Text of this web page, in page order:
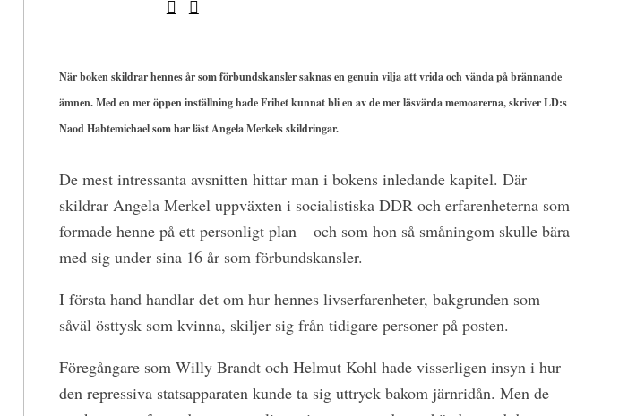
När boken skildrar hennes år som förbundskansler saknas en genuin vilja att vrida och vända på brännande
ämnen. Med en mer öppen inställning hade Frihet kunnat bli en av de mer läsvärda memoarerna, skriver LD:s
Naod Habtemichael som har läst Angela Merkels skildringar.
De mest intressanta avsnitten hittar man i bokens inledande kapitel. Där
skildrar Angela Merkel uppväxten i socialistiska DDR och erfarenheterna som
formade henne på ett personligt plan – och som hon så småningom skulle bära
med sig under sina 16 år som förbundskansler.
I första hand handlar det om hur hennes livserfarenheter, bakgrunden som
såväl östtysk som kvinna, skiljer sig från tidigare personer på posten.
Föregångare som Willy Brandt och Helmut Kohl hade visserligen insyn i hur
den repressiva statsapparaten kunde ta sig uttryck bakom järnridån. Men de